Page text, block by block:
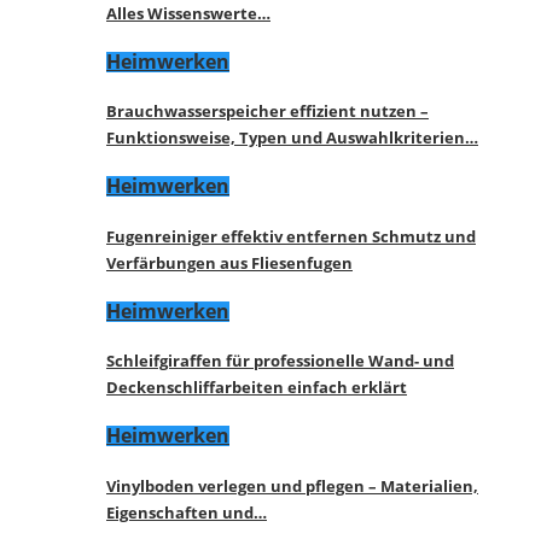
Alles Wissenswerte…
Heimwerken
Brauchwasserspeicher effizient nutzen –
Funktionsweise, Typen und Auswahlkriterien…
Heimwerken
Fugenreiniger effektiv entfernen Schmutz und
Verfärbungen aus Fliesenfugen
Heimwerken
Schleifgiraffen für professionelle Wand- und
Deckenschliffarbeiten einfach erklärt
Heimwerken
Vinylboden verlegen und pflegen – Materialien,
Eigenschaften und…